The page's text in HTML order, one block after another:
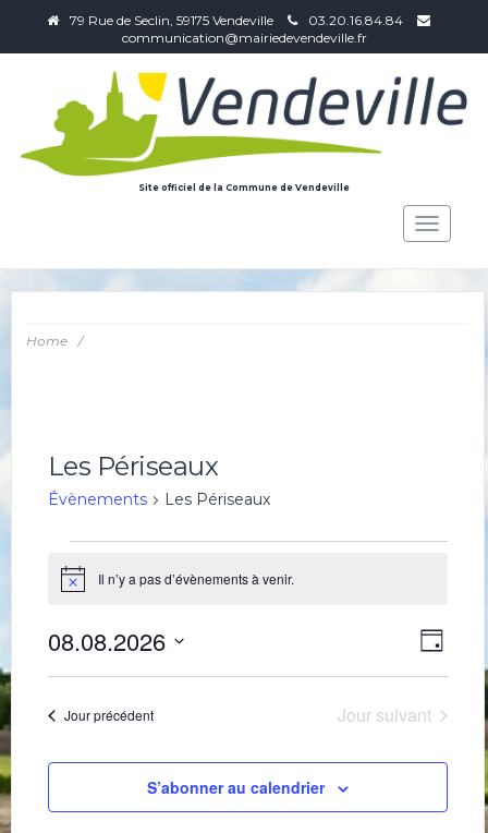
79 Rue de Seclin, 59175 Vendeville
03.20.16.84.84
communication@mairiedevendeville.fr
Site officiel de la Commune de Vendeville
Toggle
Home /
Les Périseaux
Évènements Les Périseaux
for
août
2026
Notice Il n’y a pas d’évènements à venir.
vues
Jour
08.08.2026
une
Jour précédent Jour suivant
S’abonner au calendrier